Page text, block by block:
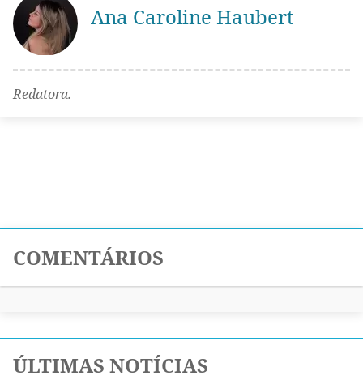
Ana Caroline Haubert
Redatora.
COMENTÁRIOS
ÚLTIMAS NOTÍCIAS